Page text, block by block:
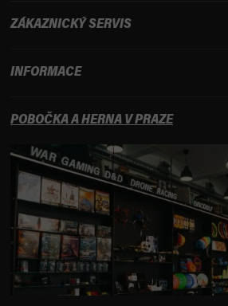
ZÁKAZNICKÝ SERVIS
INFORMACE
POBOČKA A HERNA V PRAZE